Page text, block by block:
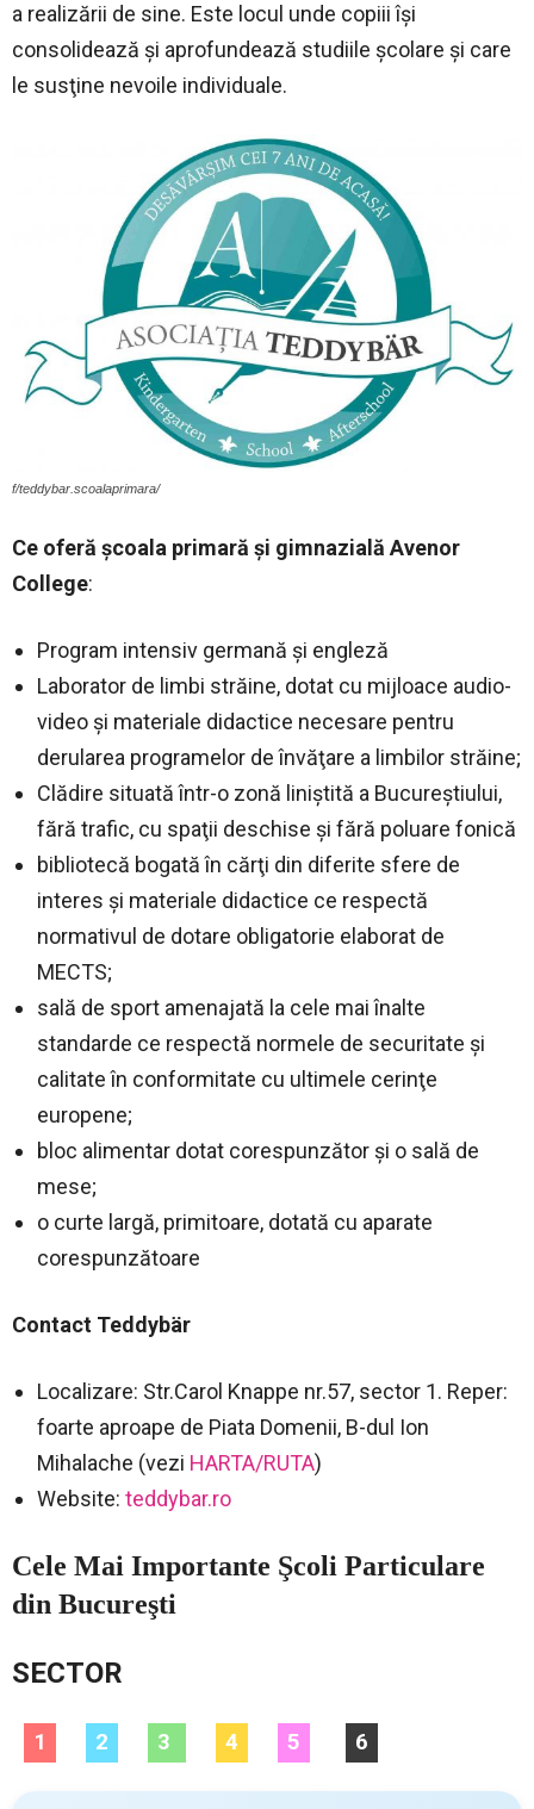
a realizării de sine. Este locul unde copiii îşi
consolidează şi aprofundează studiile şcolare şi care
le susţine nevoile individuale.
f/teddybar.scoalaprimara/
Ce oferă şcoala primară şi gimnazială Avenor
College:
Program intensiv germană şi engleză
Laborator de limbi străine, dotat cu mijloace audio-
video şi materiale didactice necesare pentru
derularea programelor de învăţare a limbilor străine;
Clădire situată într-o zonă liniştită a Bucureştiului,
fără trafic, cu spaţii deschise şi fără poluare fonică
bibliotecă bogată în cărţi din diferite sfere de
interes şi materiale didactice ce respectă
normativul de dotare obligatorie elaborat de
MECTS;
sală de sport amenajată la cele mai înalte
standarde ce respectă normele de securitate şi
calitate în conformitate cu ultimele cerinţe
europene;
bloc alimentar dotat corespunzător şi o sală de
mese;
o curte largă, primitoare, dotată cu aparate
corespunzătoare
Contact Teddybär
Localizare: Str.Carol Knappe nr.57, sector 1. Reper:
foarte aproape de Piata Domenii, B-dul Ion
Mihalache (vezi HARTA/RUTA)
Website: teddybar.ro
Cele Mai Importante Şcoli Particulare
din Bucureşti
SECTOR
1 2 3 4 5 6